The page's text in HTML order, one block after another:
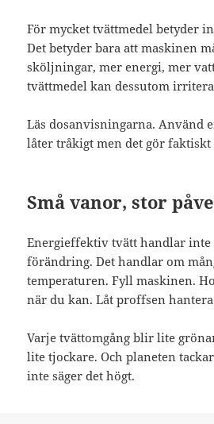
För mycket tvättmedel betyder
Det betyder bara att maskinen
sköljningar, mer energi, mer
tvättmedel kan dessutom
Läs dosanvisningarna. Använd
låter tråkigt men det gör
Små vanor, stor
Energieffektiv tvätt handlar inte
förändring. Det handlar om
temperaturen. Fyll maskinen.
när du kan. Låt proffsen
Varje tvättomgång blir lite
lite tjockare. Och planeten
inte säger det högt.